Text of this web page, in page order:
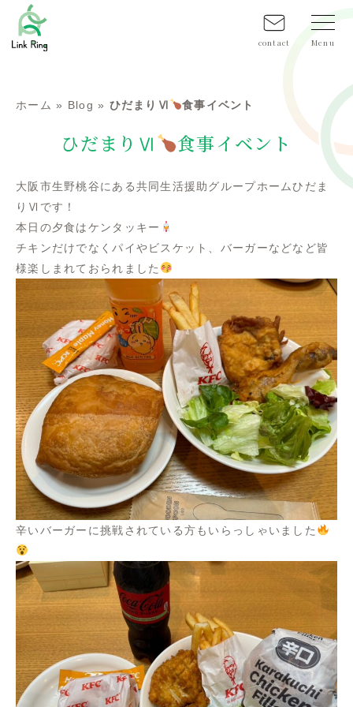
contact
ホーム » Blog » ひだまりⅥ 食事イベント
ひだまりⅥ 食事イベント
大阪市生野桃谷にある共同生活援助グループホームひだま
りⅥです！
本日の夕食はケンタッキー
チキンだけでなくパイやビスケット、バーガーなどなど皆
様楽しまれておられました
辛いバーガーに挑戦されている方もいらっしゃいました